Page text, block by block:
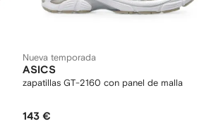
Nueva temporada
ASICS
zapatillas GT-2160 con panel de malla
143 €